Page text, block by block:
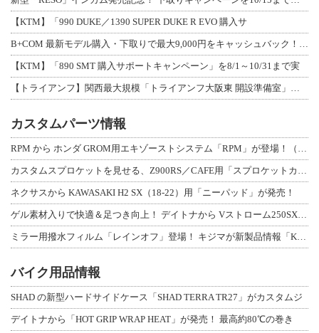
【KTM】「990 DUKE／1390 SUPER DUKE R EVO 購入サ
B+COM 最新モデル購入・下取りで最大9,000円をキャッシュバック！「B+F
【KTM】「890 SMT 購入サポートキャンペーン」を8/1～10/31まで実
【トライアンフ】関西最大規模「トライアンフ大阪東 開設準備室」がオープン！ 限定
カスタムパーツ情報
RPM から ホンダ GROM用エキゾーストシステム「RPM」が登場！（動画あり
カスタムスプロケットを見せる、Z900RS／CAFE用「スプロケットカバーフルキ
ネクサスから KAWASAKI H2 SX（18-22）用「ニーパッド」が発売！
ゲル素材入りで快適＆足つき向上！ デイトナから Vストローム250SX用「快適ロ
ミラー用撥水フィルム「レインオフ」登場！ キジマが新製品情報「KIJIMA NE
バイク用品情報
SHAD の新型ハードサイドケース「SHAD TERRA TR27」がカスタムジ
デイトナから「HOT GRIP WRAP HEAT」が発売！ 最高約80℃の巻き